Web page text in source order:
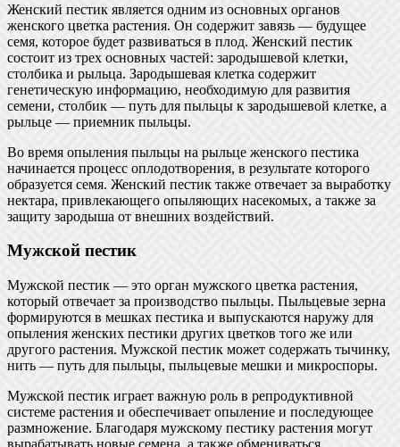
Женский пестик является одним из основных органов
женского цветка растения. Он содержит завязь — будущее
семя, которое будет развиваться в плод. Женский пестик
состоит из трех основных частей: зародышевой клетки,
столбика и рыльца. Зародышевая клетка содержит
генетическую информацию, необходимую для развития
семени, столбик — путь для пыльцы к зародышевой клетке, а
рыльце — приемник пыльцы.
Во время опыления пыльцы на рыльце женского пестика
начинается процесс оплодотворения, в результате которого
образуется семя. Женский пестик также отвечает за выработку
нектара, привлекающего опыляющих насекомых, а также за
защиту зародыша от внешних воздействий.
Мужской пестик
Мужской пестик — это орган мужского цветка растения,
который отвечает за производство пыльцы. Пыльцевые зерна
формируются в мешках пестика и выпускаются наружу для
опыления женских пестики других цветков того же или
другого растения. Мужской пестик может содержать тычинку,
нить — путь для пыльцы, пыльцевые мешки и микроспоры.
Мужской пестик играет важную роль в репродуктивной
системе растения и обеспечивает опыление и последующее
размножение. Благодаря мужскому пестику растения могут
вырабатывать новые семена, а также обмениваться